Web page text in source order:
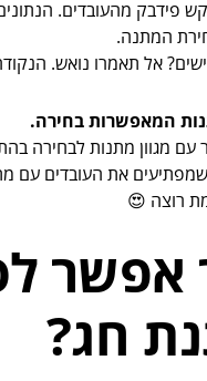
פידבק מהעובדים.
המתנה.
אל תאמרו נואש.
המאפשרות בחירה.
את העובדים עם
רוצה 😍
אפשר
חג?